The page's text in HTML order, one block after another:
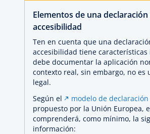
Elementos de una declaración
accesibilidad
Ten en cuenta que una
accesibilidad tiene
debe documentar la aplicación
contexto real, sin embargo, no es
legal.
Según el
modelo de
propuesto por la Unión Europea,
comprenderá, como mínimo, la
información: